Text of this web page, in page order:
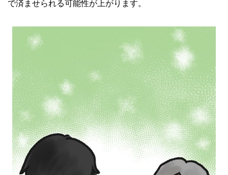
で済ませられる可能性が上がります。